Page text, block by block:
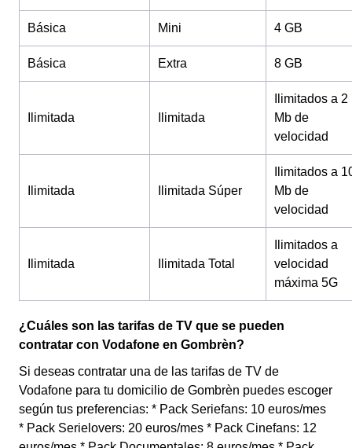
Básica Mini 4 GB
Básica Extra 8 GB
Ilimitada Ilimitada
Ilimitados a 2
Mb de
velocidad
Ilimitada Ilimitada Súper
Ilimitados a
Mb de
velocidad
Ilimitada Ilimitada Total
Ilimitados a
velocidad
máxima 5G
¿Cuáles son las tarifas de TV que se pueden
contratar con Vodafone en Gombrèn?
Si deseas contratar una de las tarifas de TV de
Vodafone para tu domicilio de Gombrèn puedes escoger
según tus preferencias: * Pack Seriefans: 10 euros/mes
* Pack Serielovers: 20 euros/mes * Pack Cinefans: 12